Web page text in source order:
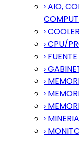
› AIO,
›
› CPU/
›
›
›
›
›
› MINERIA
›